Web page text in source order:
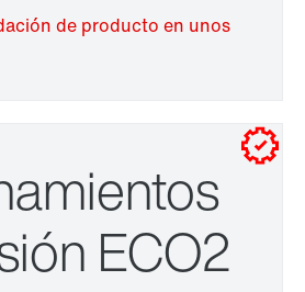
de producto en unos
ECO2